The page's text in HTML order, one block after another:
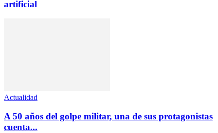
artificial
Actualidad
A 50 años del golpe militar, una de sus protagonistas
cuenta...